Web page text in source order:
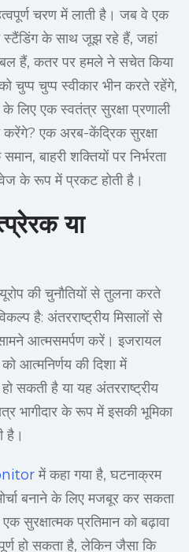
चरण में लाती है। जब वे एक
स्टैंडिंग के साथ जूझ रहे हैं, जहां
हैं, कतर पर हमले ने सचेत किया
चुप्प चुप्प स्वीकार भीन करते रहेंगे,
लिए एक स्वतंत्र सुरक्षा प्रणाली
करेंगे? एक अरब-केंद्रिक सुरक्षा
बाहरी शक्तियों पर निर्भरता
के रूप में प्रकट होती है।
या
की चुनौतियों से तुलना करते
है: अंतरराष्ट्रीय मिसालों से
आत्मसमर्पण करें। इजरायल
आत्मनिर्णय की दिशा में
सकती है या यह अंतरराष्ट्रीय
भागीदार के रूप में इसकी भूमिका
है।
में कहा गया है, घटनाक्रम
बनाने के लिए मजबूर कर सकता
सुरक्षात्मक प्रतिमान को बढ़ावा
हो सकता है, लेकिन जैसा कि